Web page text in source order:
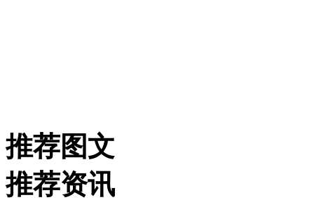
推荐图文
推荐资讯